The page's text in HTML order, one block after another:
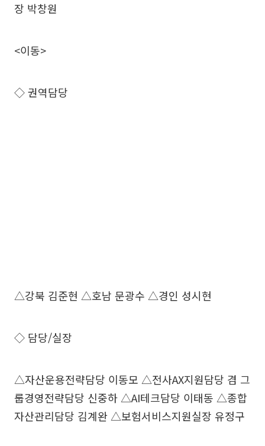
장 박창원
<이동>
◇ 권역담당
△강북 김준현 △호남 문광수 △경인 성시현
◇ 담당/실장
△자산운용전략담당 이동모 △전사AX지원담당 겸 그
룹경영전략담당 신중하 △AI테크담당 이태동 △종합
자산관리담당 김계완 △보험서비스지원실장 유정구